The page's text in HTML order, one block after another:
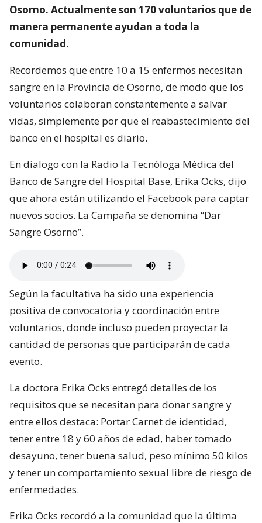
Osorno. Actualmente son 170 voluntarios que de
manera permanente ayudan a toda la
comunidad.
Recordemos que entre 10 a 15 enfermos necesitan
sangre en la Provincia de Osorno, de modo que los
voluntarios colaboran constantemente a salvar
vidas, simplemente por que el reabastecimiento del
banco en el hospital es diario.
En dialogo con la Radio la Tecnóloga Médica del
Banco de Sangre del Hospital Base, Erika Ocks, dijo
que ahora están utilizando el Facebook para captar
nuevos socios. La Campaña se denomina “Dar
Sangre Osorno”.
Según la facultativa ha sido una experiencia
positiva de convocatoria y coordinación entre
voluntarios, donde incluso pueden proyectar la
cantidad de personas que participarán de cada
evento.
La doctora Erika Ocks entregó detalles de los
requisitos que se necesitan para donar sangre y
entre ellos destaca: Portar Carnet de identidad,
tener entre 18 y 60 años de edad, haber tomado
desayuno, tener buena salud, peso mínimo 50 kilos
y tener un comportamiento sexual libre de riesgo de
enfermedades.
Erika Ocks recordó a la comunidad que la última